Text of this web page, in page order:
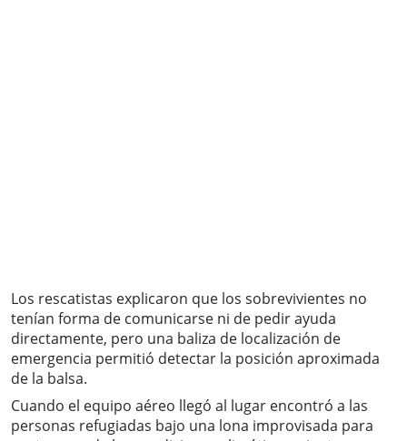
Los rescatistas explicaron que los sobrevivientes no
tenían forma de comunicarse ni de pedir ayuda
directamente, pero una baliza de localización de
emergencia permitió detectar la posición aproximada
de la balsa.
Cuando el equipo aéreo llegó al lugar encontró a las
personas refugiadas bajo una lona improvisada para